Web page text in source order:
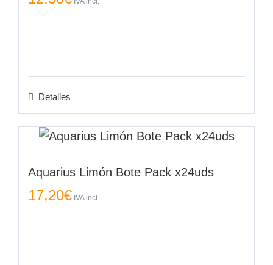
Detalles
Aquarius Limón Bote Pack x24uds
17,20€ IVA incl.